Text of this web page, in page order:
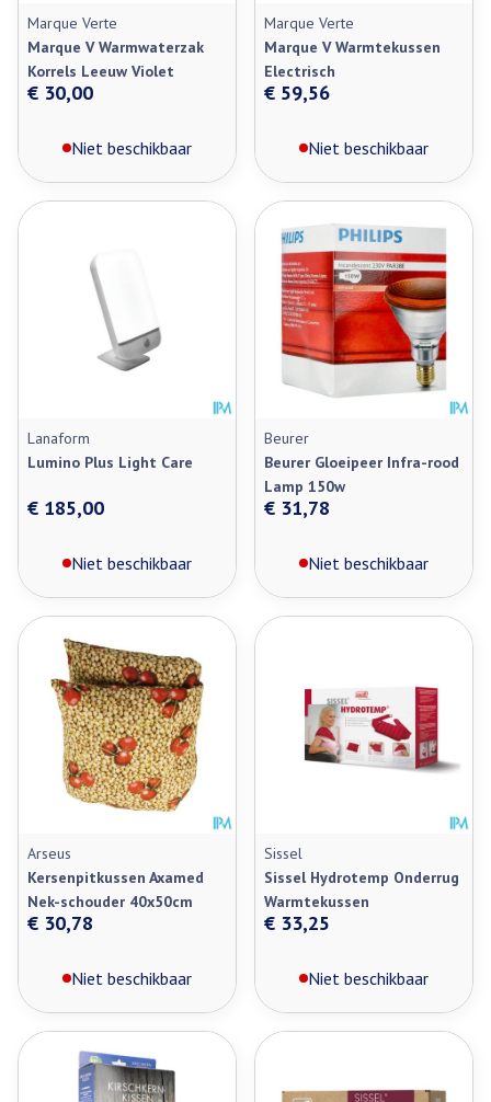
Marque Verte
Marque V Warmwaterzak
Korrels Leeuw Violet
€ 30,00
Niet beschikbaar
Marque Verte
Marque V Warmtekussen
Electrisch
€ 59,56
Niet beschikbaar
Lanaform
Lumino Plus Light Care
€ 185,00
Niet beschikbaar
Beurer
Beurer Gloeipeer Infra-rood
Lamp 150w
€ 31,78
Niet beschikbaar
Arseus
Kersenpitkussen Axamed
Nek-schouder 40x50cm
€ 30,78
Niet beschikbaar
Sissel
Sissel Hydrotemp Onderrug
Warmtekussen
€ 33,25
Niet beschikbaar